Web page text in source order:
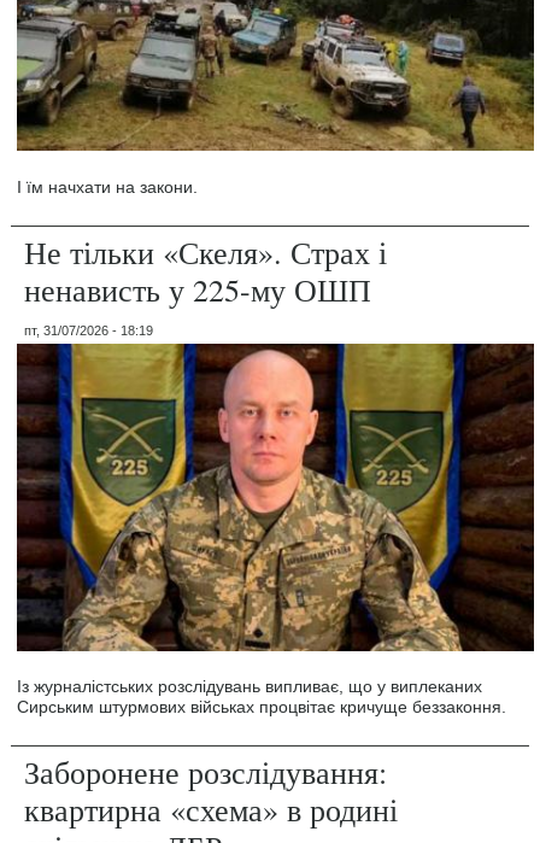
І їм начхати на закони.
Не тільки «Скеля». Страх і
ненависть у 225-му ОШП
пт, 31/07/2026 - 18:19
Із журналістських розслідувань випливає, що у виплеканих
Сирським штурмових військах процвітає кричуще беззаконня.
Заборонене розслідування:
квартирна «схема» в родині